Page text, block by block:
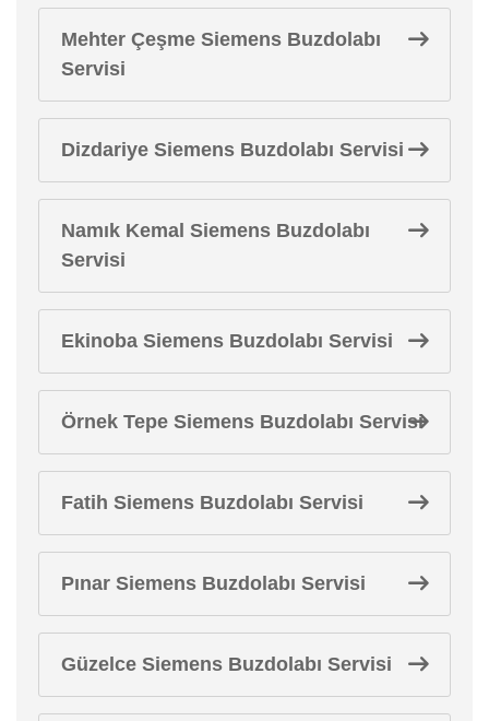
Mehter Çeşme Siemens Buzdolabı
Servisi
Dizdariye Siemens Buzdolabı Servisi
Namık Kemal Siemens Buzdolabı
Servisi
Ekinoba Siemens Buzdolabı Servisi
Örnek Tepe Siemens Buzdolabı Servisi
Fatih Siemens Buzdolabı Servisi
Pınar Siemens Buzdolabı Servisi
Güzelce Siemens Buzdolabı Servisi